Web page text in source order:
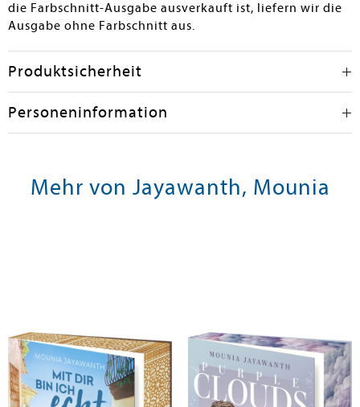
die Farbschnitt-Ausgabe ausverkauft ist, liefern wir die
Ausgabe ohne Farbschnitt aus.
Produktsicherheit
Personeninformation
Mehr von Jayawanth, Mounia